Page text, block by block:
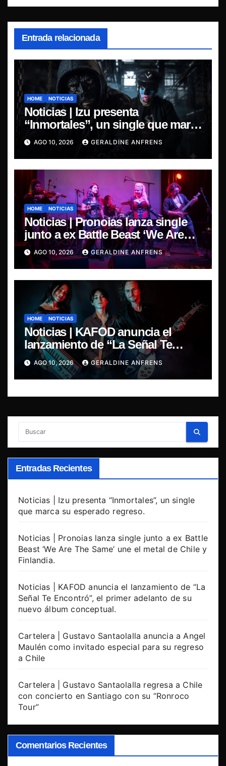
Entrada relacionada
HOME NOTICIAS
Noticias | Izu presenta
“Inmortales”, un single que marca
su esperado regreso.
AGO 10, 2026 GERALDINE ANFRENS
HOME NOTICIAS
Noticias | Pronoias lanza single
junto a ex Battle Beast ‘We Are
The Same’ une el metal de Chile y
Finlandia.
AGO 10, 2026 GERALDINE ANFRENS
HOME NOTICIAS
Noticias | KAFOD anuncia el
lanzamiento de “La Señal Te
Encontró”, el primer adelanto de
su nuevo álbum conceptual.
AGO 10, 2026 GERALDINE ANFRENS
Entradas Recientes
Noticias | Izu presenta “Inmortales”, un single
que marca su esperado regreso.
Noticias | Pronoias lanza single junto a ex Battle
Beast ‘We Are The Same’ une el metal de Chile y
Finlandia.
Noticias | KAFOD anuncia el lanzamiento de “La
Señal Te Encontró”, el primer adelanto de su
nuevo álbum conceptual.
Cartelera | Gustavo Santaolalla anuncia a Angel
Maulén como invitado especial para su regreso
a Chile
Cartelera | Gustavo Santaolalla regresa a Chile
con concierto en Santiago con su “Ronroco
Tour”
Comentarios Recientes